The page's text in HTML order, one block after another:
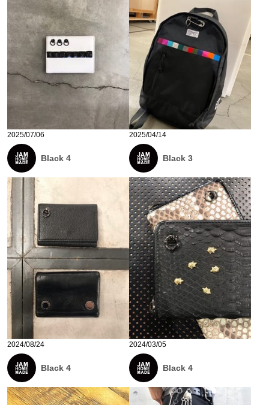
2025/07/06
Black 4
2025/04/14
Black 3
2024/08/24
Black 4
2024/03/05
Black 4